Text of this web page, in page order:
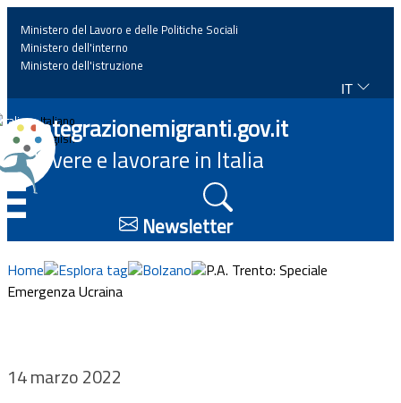
Home
News
Approfondimenti
Eventi
Progetti
Ministero del Lavoro e delle Politiche Sociali
Ministero dell'interno
Ministero dell'istruzione
IT
Italiano
English
Integrazionemigranti.gov.it
Vivere e lavorare in Italia
Newsletter
Home Esplora tag Bolzano
P.A. Trento: Speciale
Emergenza Ucraina
14 marzo 2022